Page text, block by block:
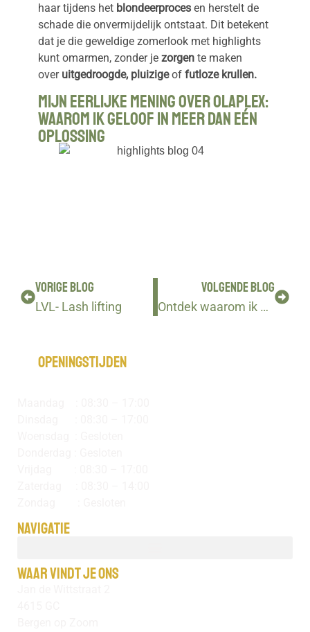
haar tijdens het blondeerproces en herstelt de
schade die onvermijdelijk ontstaat. Dit betekent
dat je die geweldige zomerlook met highlights
kunt omarmen, zonder je zorgen te maken
over uitgedroogde, pluizigeof futloze krullen.
Mijn Eerlijke Mening over Olaplex:
Waarom Ik Geloof in Meer Dan Eén
Oplossing
VORIGE BLOG
LVL- Lash lifting
VOLGENDE BLOG
Ontdek waarom ik al 12 jaar kies voor Meso Microneedling.
Openingstijden
Navigatie
Waar vindt je ons